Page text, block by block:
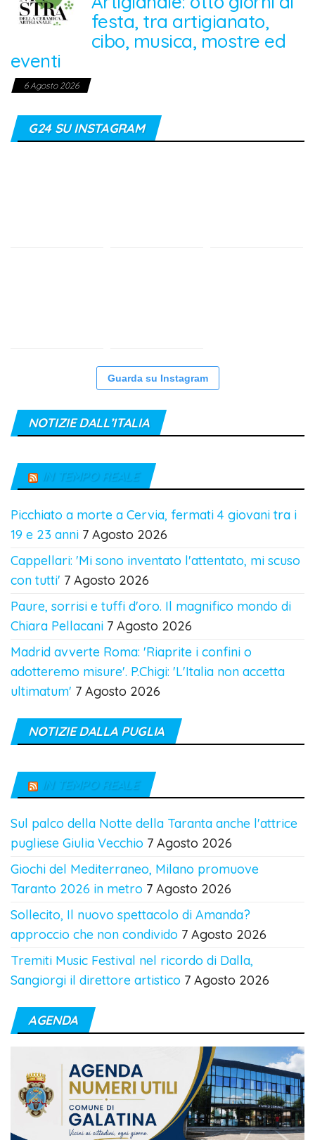
festa, tra artigianato,
cibo, musica, mostre ed
eventi
6 Agosto 2026
G24 SU INSTAGRAM
Guarda su Instagram
NOTIZIE DALL’ITALIA
IN TEMPO REALE
Picchiato a morte a Cervia, fermati 4 giovani tra i
19 e 23 anni 7 Agosto 2026
Cappellari: 'Mi sono inventato l'attentato, mi scuso
con tutti' 7 Agosto 2026
Paure, sorrisi e tuffi d'oro. Il magnifico mondo di
Chiara Pellacani 7 Agosto 2026
Madrid avverte Roma: 'Riaprite i confini o
adotteremo misure'. P.Chigi: 'L'Italia non accetta
ultimatum' 7 Agosto 2026
NOTIZIE DALLA PUGLIA
IN TEMPO REALE
Sul palco della Notte della Taranta anche l'attrice
pugliese Giulia Vecchio 7 Agosto 2026
Giochi del Mediterraneo, Milano promuove
Taranto 2026 in metro 7 Agosto 2026
Sollecito, Il nuovo spettacolo di Amanda?
approccio che non condivido 7 Agosto 2026
Tremiti Music Festival nel ricordo di Dalla,
Sangiorgi il direttore artistico 7 Agosto 2026
AGENDA